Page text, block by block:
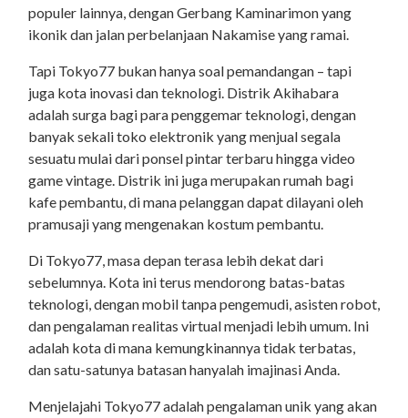
populer lainnya, dengan Gerbang Kaminarimon yang
ikonik dan jalan perbelanjaan Nakamise yang ramai.
Tapi Tokyo77 bukan hanya soal pemandangan – tapi
juga kota inovasi dan teknologi. Distrik Akihabara
adalah surga bagi para penggemar teknologi, dengan
banyak sekali toko elektronik yang menjual segala
sesuatu mulai dari ponsel pintar terbaru hingga video
game vintage. Distrik ini juga merupakan rumah bagi
kafe pembantu, di mana pelanggan dapat dilayani oleh
pramusaji yang mengenakan kostum pembantu.
Di Tokyo77, masa depan terasa lebih dekat dari
sebelumnya. Kota ini terus mendorong batas-batas
teknologi, dengan mobil tanpa pengemudi, asisten robot,
dan pengalaman realitas virtual menjadi lebih umum. Ini
adalah kota di mana kemungkinannya tidak terbatas,
dan satu-satunya batasan hanyalah imajinasi Anda.
Menjelajahi Tokyo77 adalah pengalaman unik yang akan